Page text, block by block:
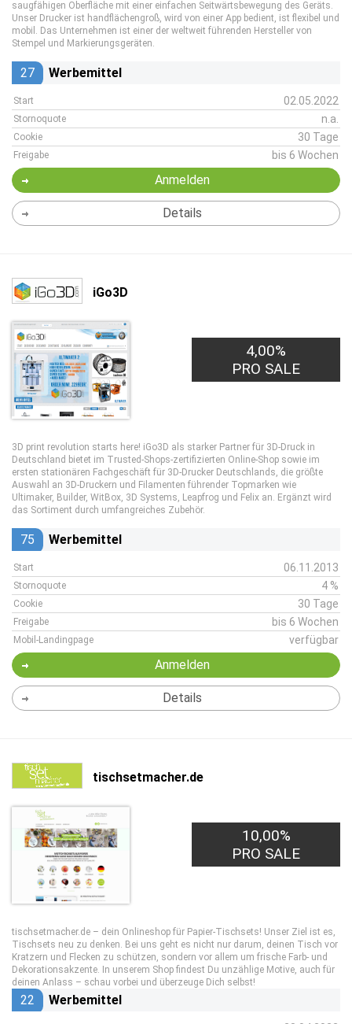
saugfähigen Oberfläche mit einer einfachen Seitwärtsbewegung des Geräts.
Unser Drucker ist handflächengroß, wird von einer App bedient, ist flexibel und
mobil. Das Unternehmen ist einer der weltweit führenden Hersteller von
Stempel und Markierungsgeräten.
27 Werbemittel
Start 02.05.2022
Stornoquote n.a.
Cookie 30 Tage
Freigabe bis 6 Wochen
Anmelden
Details
iGo3D
4,00%
PRO SALE
3D print revolution starts here! iGo3D als starker Partner für 3D-Druck in
Deutschland bietet im Trusted-Shops-zertifizierten Online-Shop sowie im
ersten stationären Fachgeschäft für 3D-Drucker Deutschlands, die größte
Auswahl an 3D-Druckern und Filamenten führender Topmarken wie
Ultimaker, Builder, WitBox, 3D Systems, Leapfrog und Felix an. Ergänzt wird
das Sortiment durch umfangreiches Zubehör.
75 Werbemittel
Start 06.11.2013
Stornoquote 4 %
Cookie 30 Tage
Freigabe bis 6 Wochen
Mobil-Landingpage verfügbar
Anmelden
Details
tischsetmacher.de
10,00%
PRO SALE
tischsetmacher.de – dein Onlineshop für Papier-Tischsets! Unser Ziel ist es,
Tischsets neu zu denken. Bei uns geht es nicht nur darum, deinen Tisch vor
Kratzern und Flecken zu schützen, sondern vor allem um frische Farb- und
Dekorationsakzente. In unserem Shop findest Du unzählige Motive, auch für
deinen Anlass – schau vorbei und überzeuge Dich selbst!
22 Werbemittel